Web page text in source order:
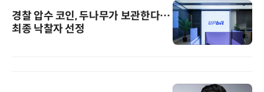
경찰 압수 코인, 두나무가 보관한다…
최종 낙찰자 선정